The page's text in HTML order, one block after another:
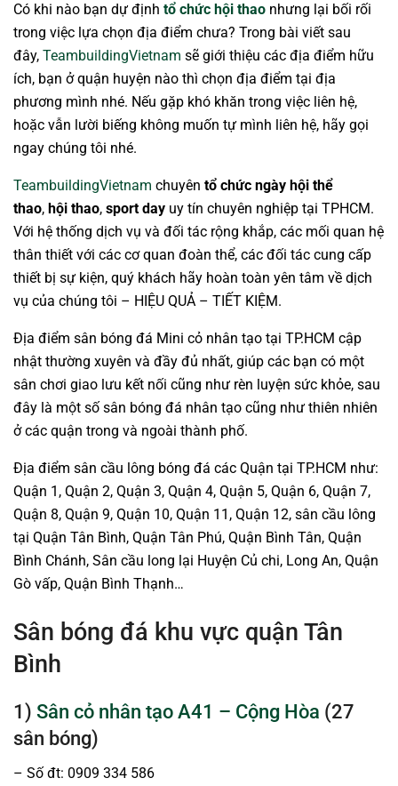
Có khi nào bạn dự định tổ chức hội thao nhưng lại bối rối
trong việc lựa chọn địa điểm chưa? Trong bài viết sau
đây, TeambuildingVietnam sẽ giới thiệu các địa điểm hữu
ích, bạn ở quận huyện nào thì chọn địa điểm tại địa
phương mình nhé. Nếu gặp khó khăn trong việc liên hệ,
hoặc vẫn lười biếng không muốn tự mình liên hệ, hãy gọi
ngay chúng tôi nhé.
TeambuildingVietnam chuyên tổ chức ngày hội thể
thao, hội thao, sport day uy tín chuyên nghiệp tại TPHCM.
Với hệ thống dịch vụ và đối tác rộng khắp, các mối quan hệ
thân thiết với các cơ quan đoàn thể, các đối tác cung cấp
thiết bị sự kiện, quý khách hãy hoàn toàn yên tâm về dịch
vụ của chúng tôi – HIỆU QUẢ – TIẾT KIỆM.
Địa điểm sân bóng đá Mini cỏ nhân tạo tại TP.HCM cập
nhật thường xuyên và đầy đủ nhất, giúp các bạn có một
sân chơi giao lưu kết nối cũng như rèn luyện sức khỏe, sau
đây là một số sân bóng đá nhân tạo cũng như thiên nhiên
ở các quận trong và ngoài thành phố.
Địa điểm sân cầu lông bóng đá các Quận tại TP.HCM như:
Quận 1, Quận 2, Quận 3, Quận 4, Quận 5, Quận 6, Quận 7,
Quận 8, Quận 9, Quận 10, Quận 11, Quận 12, sân cầu lông
tại Quận Tân Bình, Quận Tân Phú, Quận Bình Tân, Quận
Bình Chánh, Sân cầu long lại Huyện Củ chi, Long An, Quận
Gò vấp, Quận Bình Thạnh…
Sân bóng đá khu vực quận Tân
Bình
1) Sân cỏ nhân tạo A41 – Cộng Hòa (27
sân bóng)
– Số đt: 0909 334 586